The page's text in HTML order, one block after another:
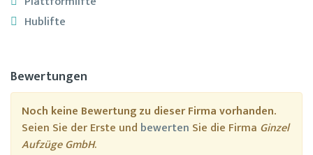
Hublifte
Bewertungen
Noch keine Bewertung zu dieser Firma vorhanden.
Seien Sie der Erste und bewerten Sie die Firma Ginzel
Aufzüge GmbH.